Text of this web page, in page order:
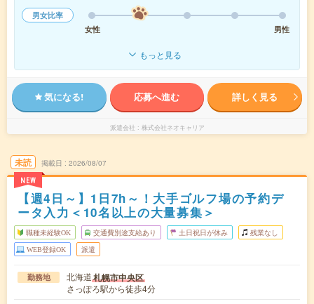
男女比率
女性
男性
もっと見る
気になる! 応募へ進む 詳しく見る
派遣会社 株式会社ネオキャリア
未読
NEW
掲載日 2026/08/07
【週4日～】1日7h～！大手ゴルフ場の予約デ
ータ入力＜10名以上の大量募集＞
職種未経験OK 交通費別途支給あり 土日祝日が休み 残業なし
WEB登録OK 派遣
勤務地 北海道札幌市中央区
さっぽろ駅から徒歩4分